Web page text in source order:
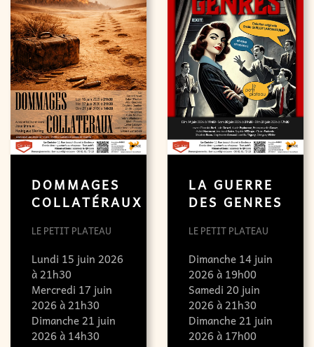
DOMMAGES
COLLATÉRAUX
LE PETIT PLATEAU
Lundi 15 juin 2026
à 21h30
Mercredi 17 juin
2026 à 21h30
Dimanche 21 juin
2026 à 14h30
LA GUERRE
DES GENRES
LE PETIT PLATEAU
Dimanche 14 juin
2026 à 19h00
Samedi 20 juin
2026 à 21h30
Dimanche 21 juin
2026 à 17h00